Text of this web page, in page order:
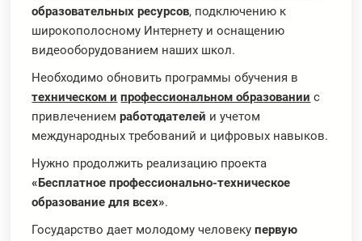
образовательных ресурсов, подключению к
широкополосному Интернету и оснащению
видеооборудованием наших школ.
Необходимо обновить программы обучения в
техническом и профессиональном образовании с
привлечениемработодателей и учетом
международных требований и цифровых навыков.
Нужно продолжить реализацию проекта
«Бесплатное профессионально-техническое
образование для всех».
Государство дает молодому человекупервую